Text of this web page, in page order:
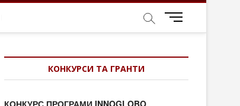
M
u
u
КОНКУРСИ ТА ГРАНТИ